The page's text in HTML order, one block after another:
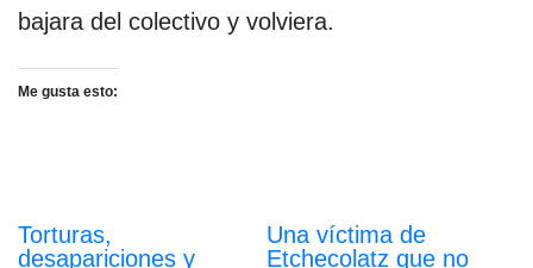
bajara del colectivo y volviera.
Me gusta esto:
Torturas,
desapariciones y
Una víctima de
Etchecolatz que no